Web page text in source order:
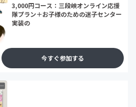
3,000円コース：三段峡オンライン応援
隊プラン＋お子様のための迷子センター
実装の
今すぐ参加する